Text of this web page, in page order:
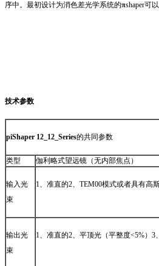
序中。最初设计为消色差光学系统的πshaper可
技术参数
piShaper 12_12_Series的共同参数
类型 伽利略式望远镜（无内部焦点）
输入光
束
1、准直的2、TEM00模式或者具有高
输出光
束
1、准直的2、平顶光（平整度<5%）